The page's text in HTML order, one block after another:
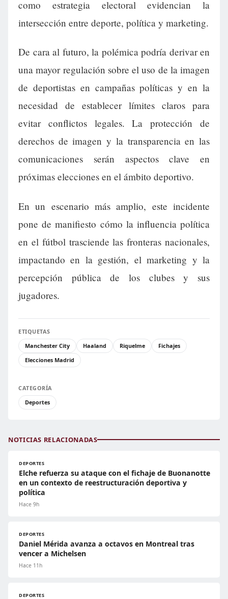
como estrategia electoral evidencian la
intersección entre deporte, política y marketing.
De cara al futuro, la polémica podría derivar en
una mayor regulación sobre el uso de la imagen
de deportistas en campañas políticas y en la
necesidad de establecer límites claros para
evitar conflictos legales. La protección de
derechos de imagen y la transparencia en las
comunicaciones serán aspectos clave en
próximas elecciones en el ámbito deportivo.
En un escenario más amplio, este incidente
pone de manifiesto cómo la influencia política
en el fútbol trasciende las fronteras nacionales,
impactando en la gestión, el marketing y la
percepción pública de los clubes y sus
jugadores.
ETIQUETAS
Manchester City
Haaland Riquelme
Fichajes
Elecciones Madrid
CATEGORÍA
Deportes
NOTICIAS RELACIONADAS
DEPORTES
Elche refuerza su ataque con el fichaje de Buonanotte
en un contexto de reestructuración deportiva y
política
Hace 9h
DEPORTES
Daniel Mérida avanza a octavos en Montreal tras
vencer a Michelsen
Hace 11h
DEPORTES